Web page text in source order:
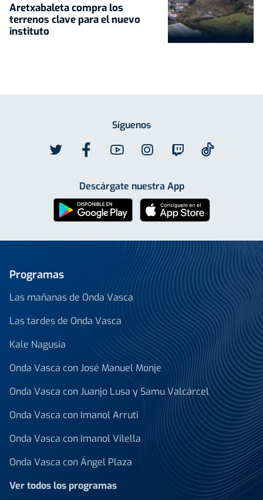
Aretxabaleta compra los
terrenos clave para el nuevo
instituto
Síguenos
Descárgate nuestra App
Programas
Las mañanas de Onda Vasca
Las tardes de Onda Vasca
Kale Nagusia
Onda Vasca con José Manuel Monje
Onda Vasca con Juanjo Lusa y Samu Valcárcel
Onda Vasca con Imanol Arruti
Onda Vasca con Imanol Vilella
Onda Vasca con Ángel Plaza
Ver todos los programas